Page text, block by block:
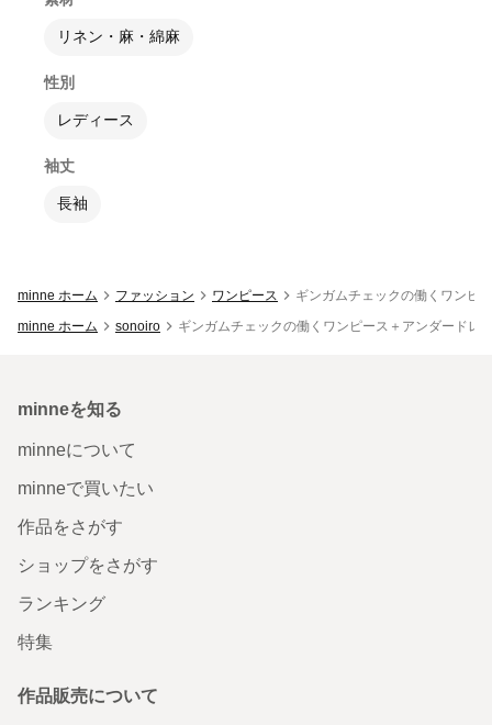
リネン・麻・綿麻
性別
レディース
袖丈
長袖
minne ホーム ファッション ワンピース
ギンガムチェックの働くワンピ
minne ホーム
sonoiro ギンガムチェックの働くワンピース＋アンダードレ
minneを知る
minneについて
minneで買いたい
作品をさがす
ショップをさがす
ランキング
特集
作品販売について